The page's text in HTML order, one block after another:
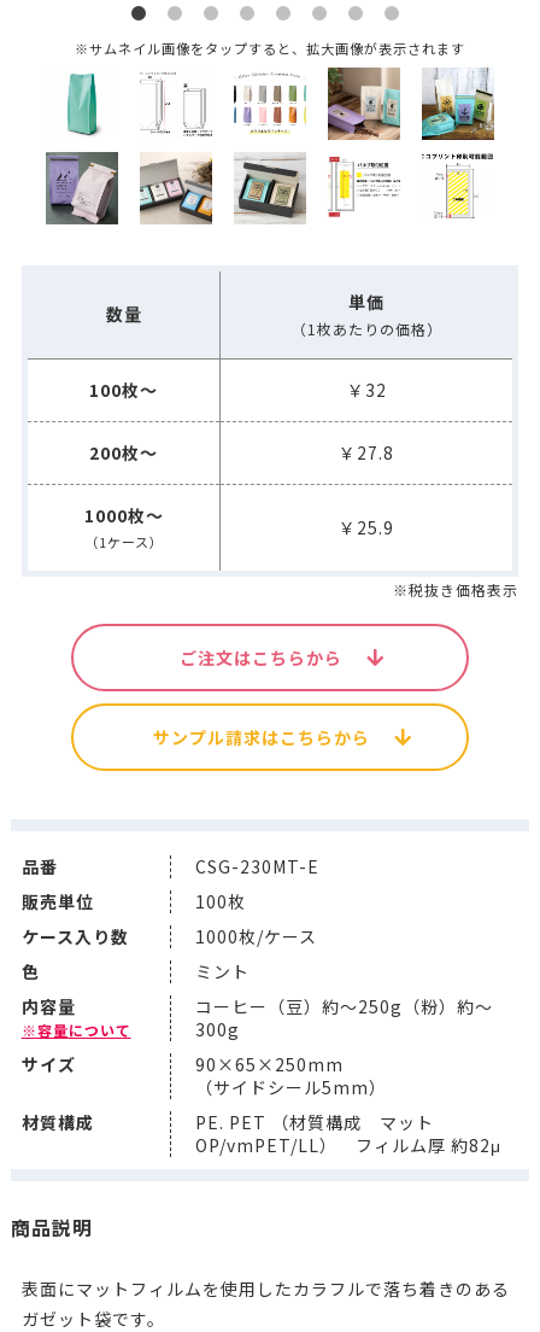
※サムネイル画像をタップすると、拡大画像が表示されます
数量 単価
（1枚あたりの価格）
100枚～ ￥32
200枚～ ￥27.8
1000枚～
（1ケース）
￥25.9
※税抜き価格表示
ご注文はこちらから
サンプル請求はこちらから
品番
CSG-230MT-E
販売単位
100枚
ケース入り数
1000枚/ケース
色
ミント
内容量
※容量について
コーヒー（豆）約～250g（粉）約～
300g
サイズ
90×65×250mm
（サイドシール5mm）
材質構成
PE. PET （材質構成 マット
OP/vmPET/LL） フィルム厚 約82μ
商品説明
表面にマットフィルムを使用したカラフルで落ち着きのある
ガゼット袋です。